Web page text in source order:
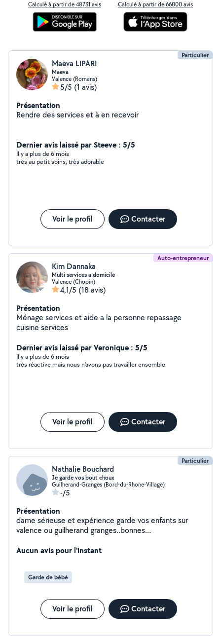
Calculé à partir de 48731 avis Calculé à partir de 66000 avis
Particulier
Maeva LIPARI
Maeva
Valence (Romans)
5/5 (1 avis)
Présentation
Rendre des services et à en recevoir
Dernier avis laissé par Steeve : 5/5
Il y a plus de 6 mois
très au petit soins, très adorable
Voir le profil Contacter
Auto-entrepreneur
Kim Dannaka
Multi services a domicile
Valence (Chopin)
4,1/5 (18 avis)
Présentation
Ménage services et aide a la personne repassage
cuisine services
Dernier avis laissé par Veronique : 5/5
Il y a plus de 6 mois
très réactive mais nous n'avons pas travailler ensemble
Voir le profil Contacter
Particulier
Nathalie Bouchard
Je garde vos bout choux
Guilherand-Granges (Bord-du-Rhone-Village)
-/5
Présentation
dame sérieuse et expérience garde vos enfants sur
valence ou guilherand granges..bonnes
conduis pas mais peux me déplacer sans problème via
bientot .nathalie
Aucun avis pour l'instant
Garde de bébé
Voir le profil Contacter